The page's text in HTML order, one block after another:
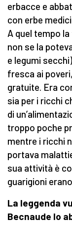
erbacce e
con erbe
A quel tempo
non se la
e legumi
fresca ai
gratuite. Era
sia per i ricchi
di
troppo poche
mentre i ricchi
portava
sua attività è
guarigioni
La leggenda
Becnaude lo